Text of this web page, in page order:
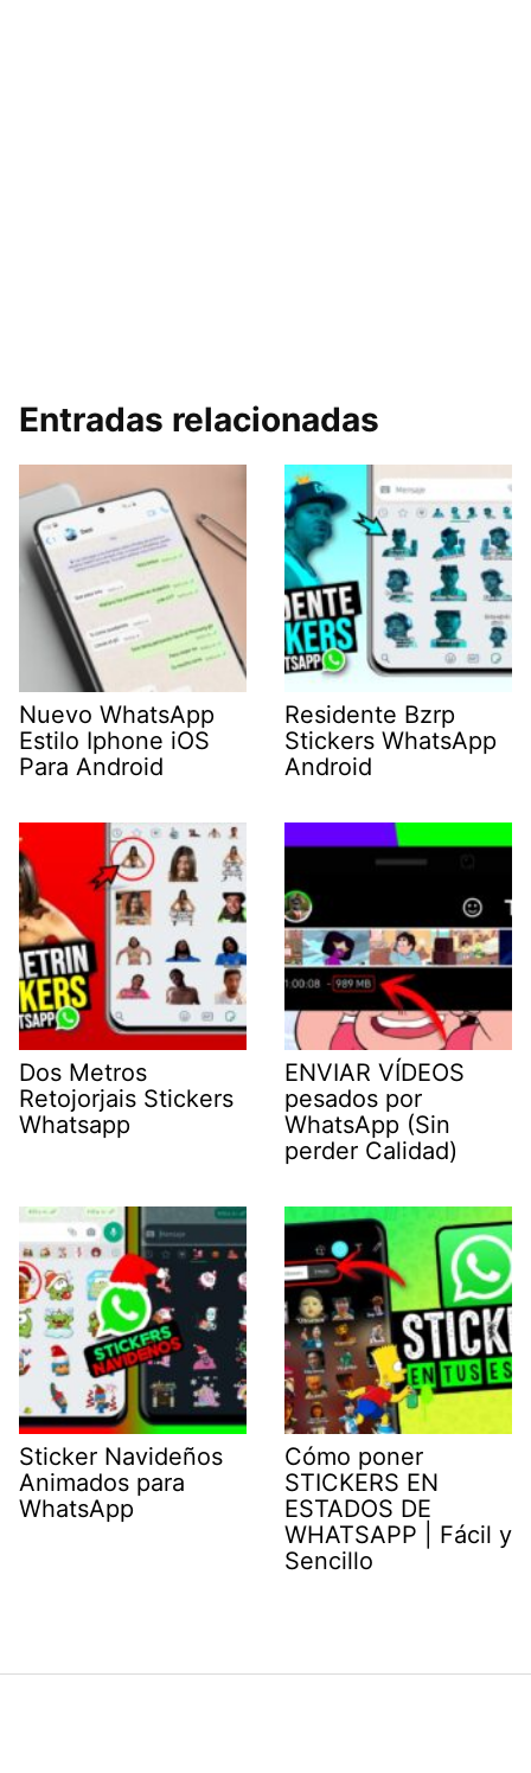
Entradas relacionadas
Nuevo WhatsApp
Estilo Iphone iOS
Para Android
Residente Bzrp
Stickers WhatsApp
Android
Dos Metros
Retojorjais Stickers
Whatsapp
ENVIAR VÍDEOS
pesados por
WhatsApp (Sin
perder Calidad)
Sticker Navideños
Animados para
WhatsApp
Cómo poner
STICKERS EN
ESTADOS DE
WHATSAPP | Fácil y
Sencillo